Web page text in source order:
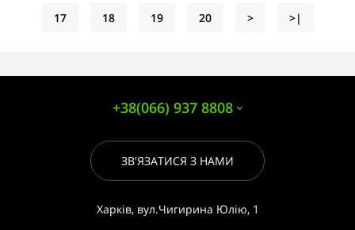
17 18 19 20 > >|
+38(066) 937 8808
ЗВ'ЯЗАТИСЯ З НАМИ
Харків, вул.Чигирина Юлію, 1